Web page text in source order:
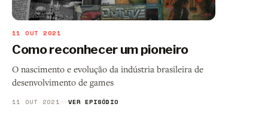
11 OUT 2021
Como reconhecer um pioneiro
O nascimento e evolução da indústria brasileira de
desenvolvimento de games
11 OUT 2021 VER EPISÓDIO